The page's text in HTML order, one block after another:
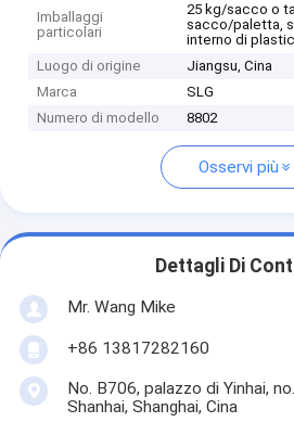
Imballaggi
particolari
25 kg/sacco o
sacco/paletta,
interno di
Luogo di origine
Jiangsu, Cina
Marca
SLG
Numero di modello
8802
Osservi più
Dettagli Di
Mr. Wang Mike
+86 13817282160
No. B706, palazzo di Yinhai,
Shanhai, Shanghai, Cina